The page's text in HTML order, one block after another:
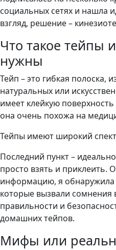
социальных сетях и нашла
взгляд, решение –
Что такое тейпы
нужны
Тейп – это гибкая полоска,
натуральных или
имеет клейкую
она очень похожа на
Тейпы имеют широкий
Последний пункт –
просто взять и приклеить.
информацию, я обнаружила
которые вызвали сомнения
правильности и
домашних тейпов.
Мифы или